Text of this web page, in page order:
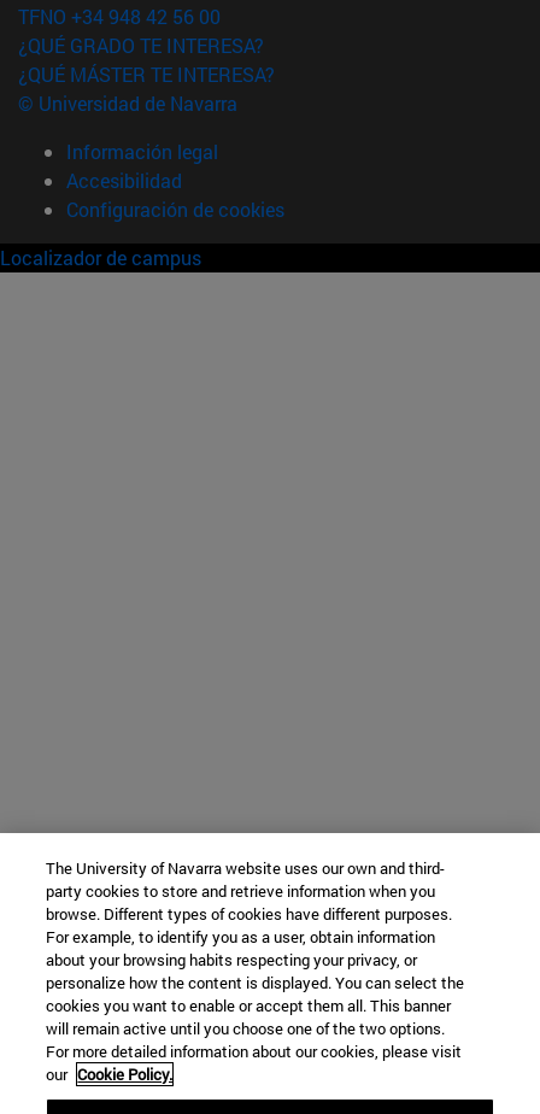
TFNO +34 948 42 56 00
¿QUÉ GRADO TE INTERESA?
¿QUÉ MÁSTER TE INTERESA?
© Universidad de Navarra
Información legal
Accesibilidad
Configuración de cookies
Localizador de campus
The University of Navarra website uses our own and third-
party cookies to store and retrieve information when you
browse. Different types of cookies have different purposes.
For example, to identify you as a user, obtain information
about your browsing habits respecting your privacy, or
personalize how the content is displayed. You can select the
cookies you want to enable or accept them all. This banner
will remain active until you choose one of the two options.
For more detailed information about our cookies, please visit
our Cookie Policy.